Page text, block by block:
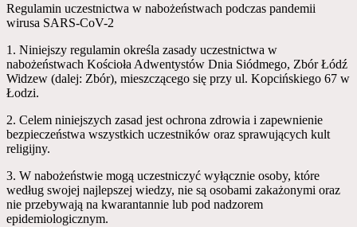
Regulamin uczestnictwa w nabożeństwach podczas pandemii
wirusa SARS-CoV-2
1. Niniejszy regulamin określa zasady uczestnictwa w
nabożeństwach Kościoła Adwentystów Dnia Siódmego, Zbór Łódź
Widzew (dalej: Zbór), mieszczącego się przy ul. Kopcińskiego 67 w
Łodzi.
2. Celem niniejszych zasad jest ochrona zdrowia i zapewnienie
bezpieczeństwa wszystkich uczestników oraz sprawujących kult
religijny.
3. W nabożeństwie mogą uczestniczyć wyłącznie osoby, które
według swojej najlepszej wiedzy, nie są osobami zakażonymi oraz
nie przebywają na kwarantannie lub pod nadzorem
epidemiologicznym.